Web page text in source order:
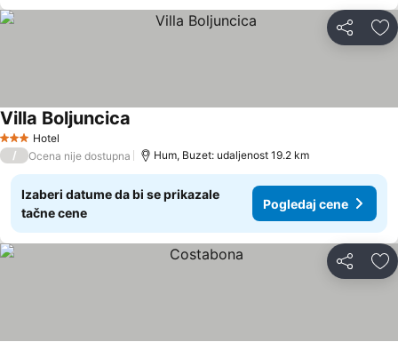
Deli
3 Zvezdice
Hotel
Villa Boljuncica
/ Ocena nije dostupna Hum, Buzet: udaljenost 19.2 km
Izaberi datume da bi se prikazale
tačne cene
Pogledaj cene
Deli